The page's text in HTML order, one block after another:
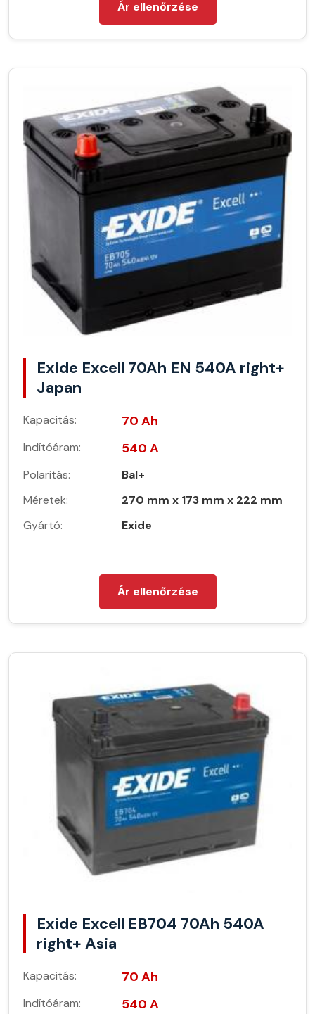
Ár ellenőrzése
Exide Excell 70Ah EN 540A right+
Japan
Kapacitás: 70 Ah
Indítóáram: 540 A
Polaritás:
Bal+
Méretek:
270 mm x 173 mm x 222 mm
Gyártó:
Exide
Ár ellenőrzése
Exide Excell EB704 70Ah 540A
right+ Asia
Kapacitás: 70 Ah
Indítóáram: 540 A